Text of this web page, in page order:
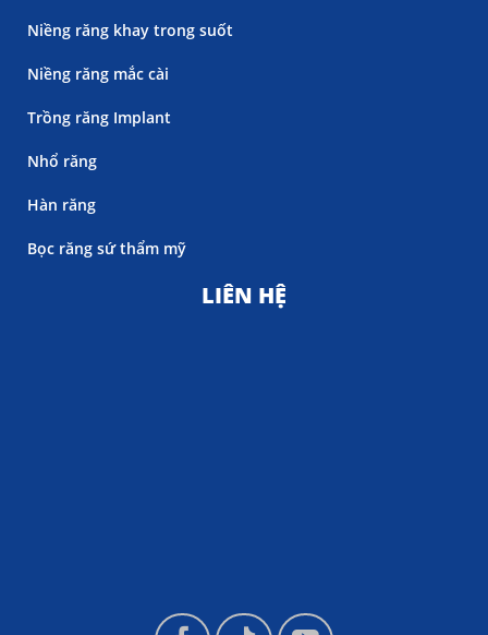
Niềng răng khay trong suốt
Niềng răng mắc cài
Trồng răng Implant
Nhổ răng
Hàn răng
Bọc răng sứ thẩm mỹ
LIÊN HỆ